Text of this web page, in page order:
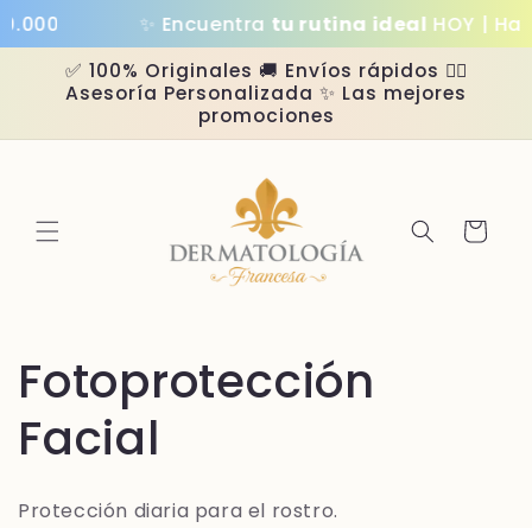
✨ Encuentratu rutina idealHOY | Hasta
directamente
al contenido
✅ 100% Originales 🚚 Envíos rápidos 👩‍⚕️
Asesoría Personalizada ✨ Las mejores
promociones
Carrito
C
o
l
Fotoprotección
Facial
Protección diaria para el rostro.